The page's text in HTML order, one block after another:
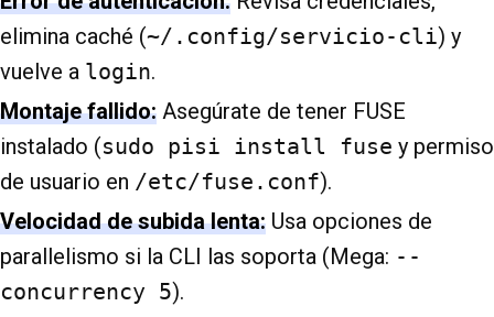
elimina caché (~/.config/servicio-cli) y
vuelve a login.
Montaje fallido: Asegúrate de tener FUSE
instalado (sudo pisi install fuse y permiso
de usuario en /etc/fuse.conf).
Velocidad de subida lenta: Usa opciones de
parallelismo si la CLI las soporta (Mega: --
concurrency 5).